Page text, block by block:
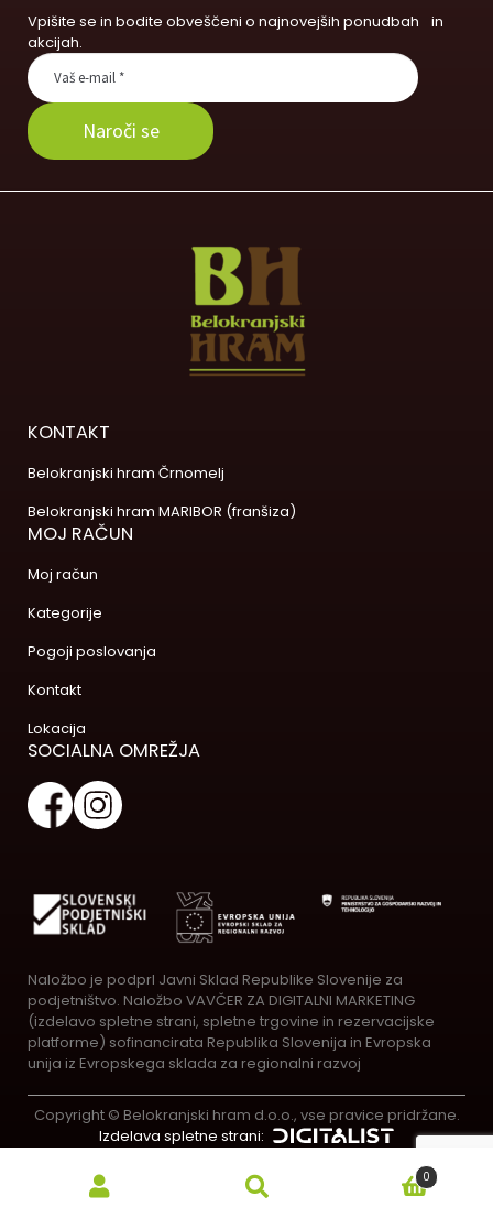
Vpišite se in bodite obveščeni o najnovejših ponudbah in
akcijah.
KONTAKT
Belokranjski hram Črnomelj
Belokranjski hram MARIBOR (franšiza)
MOJ RAČUN
Moj račun
Kategorije
Pogoji poslovanja
Kontakt
Lokacija
SOCIALNA OMREŽJA
Naložbo je podprl Javni Sklad Republike Slovenije za
podjetništvo. Naložbo VAVČER ZA DIGITALNI MARKETING
(izdelavo spletne strani, spletne trgovine in rezervacijske
platforme) sofinancirata Republika Slovenija in Evropska
unija iz Evropskega sklada za regionalni razvoj
Copyright © Belokranjski hram d.o.o., vse pravice pridržane.
Izdelava spletne strani:
0